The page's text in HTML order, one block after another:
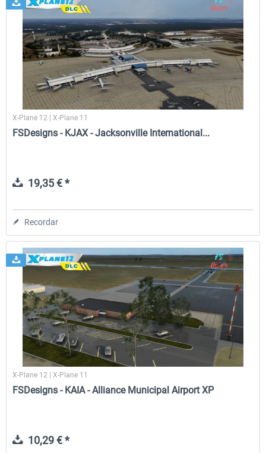
X-Plane 12 | X-Plane 11
FSDesigns - KJAX - Jacksonville International...
19,35 € *
Recordar
X-Plane 12 | X-Plane 11
FSDesigns - KAIA - Alliance Municipal Airport XP
10,29 € *